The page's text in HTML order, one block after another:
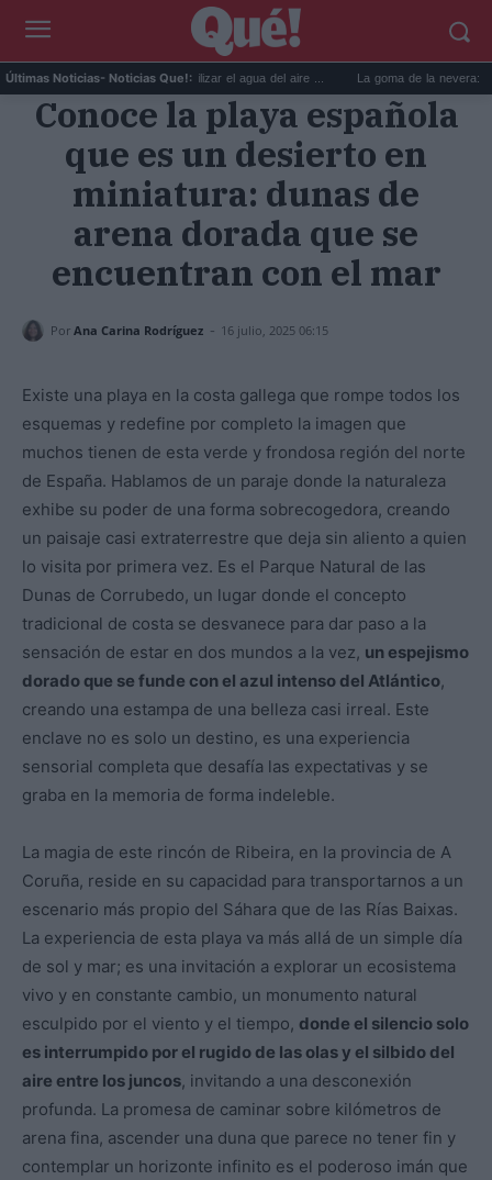
Últimas Noticias- Noticias Que!:
6 usos prácticos para reutilizar el agua del aire ... La goma de la nevera: el truco
Conoce la playa española
que es un desierto en
miniatura: dunas de
arena dorada que se
encuentran con el mar
Por Ana Carina Rodríguez - 16 julio, 2025 06:15
Existe una playa en la costa gallega que rompe todos los
esquemas y redefine por completo la imagen que
muchos tienen de esta verde y frondosa región del norte
de España. Hablamos de un paraje donde la naturaleza
exhibe su poder de una forma sobrecogedora, creando
un paisaje casi extraterrestre que deja sin aliento a quien
lo visita por primera vez. Es el Parque Natural de las
Dunas de Corrubedo, un lugar donde el concepto
tradicional de costa se desvanece para dar paso a la
sensación de estar en dos mundos a la vez, un espejismo
dorado que se funde con el azul intenso del Atlántico,
creando una estampa de una belleza casi irreal. Este
enclave no es solo un destino, es una experiencia
sensorial completa que desafía las expectativas y se
graba en la memoria de forma indeleble.
La magia de este rincón de Ribeira, en la provincia de A
Coruña, reside en su capacidad para transportarnos a un
escenario más propio del Sáhara que de las Rías Baixas.
La experiencia de esta playa va más allá de un simple día
de sol y mar; es una invitación a explorar un ecosistema
vivo y en constante cambio, un monumento natural
esculpido por el viento y el tiempo, donde el silencio solo
es interrumpido por el rugido de las olas y el silbido del
aire entre los juncos, invitando a una desconexión
profunda. La promesa de caminar sobre kilómetros de
arena fina, ascender una duna que parece no tener fin y
contemplar un horizonte infinito es el poderoso imán que